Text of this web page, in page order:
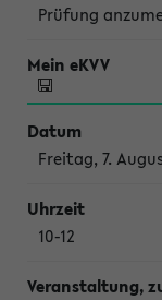
Prüfung
Freitag, 7.
10-12